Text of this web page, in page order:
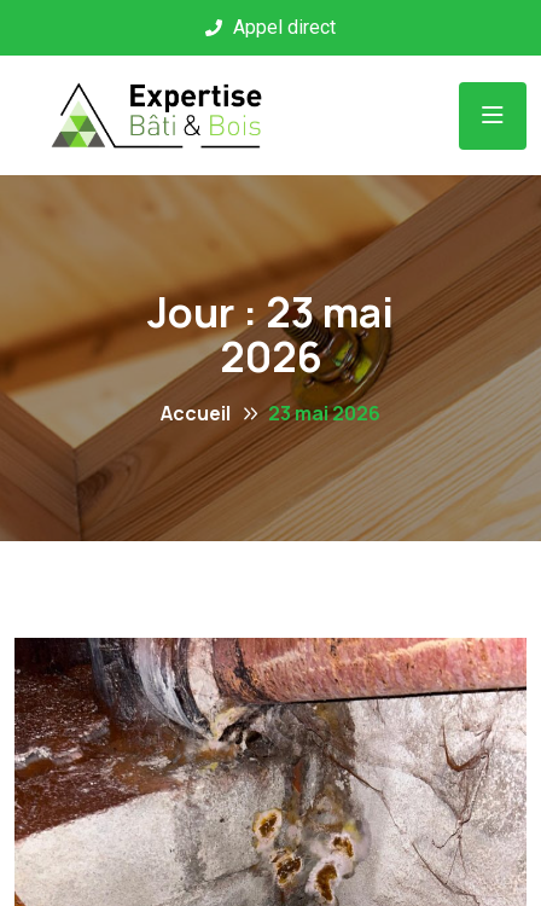
Appel direct
Jour :23 mai
2026
Accueil 23 mai 2026
Panneau de gestion des cookies